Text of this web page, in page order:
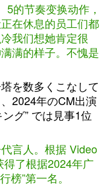
5的节奏变换动作，
在休息的员工们都
我们想她肯定很
满的样子。不愧是
を数多くこなして
2024年のCM出演
グ” では見事1位
言人。根据 Video
了根据2024年广
榜”第一名。